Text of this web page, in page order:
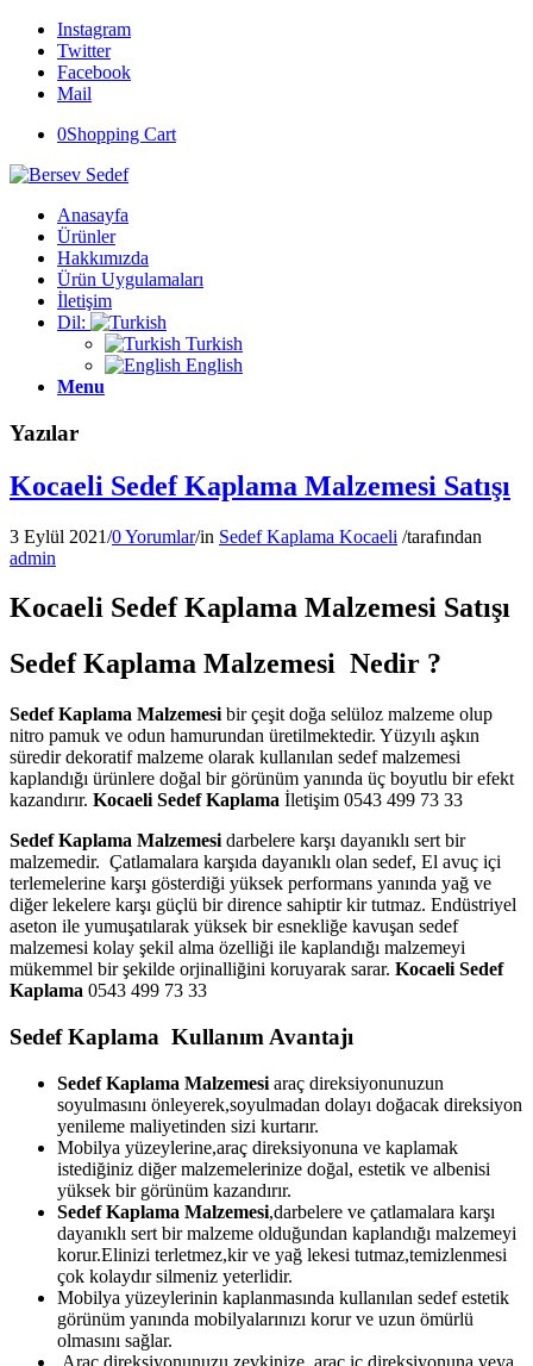
Instagram
Twitter
Facebook
Mail
0Shopping Cart
Anasayfa
Ürünler
Hakkımızda
Ürün Uygulamaları
İletişim
Dil:
Turkish
English
Menu
Yazılar
Kocaeli Sedef Kaplama Malzemesi Satışı
3 Eylül 2021/0 Yorumlar/in Sedef Kaplama Kocaeli /tarafından
admin
Kocaeli Sedef Kaplama Malzemesi Satışı
Sedef Kaplama Malzemesi Nedir ?
Sedef Kaplama Malzemesi bir çeşit doğa selüloz malzeme olup
nitro pamuk ve odun hamurundan üretilmektedir. Yüzyılı aşkın
süredir dekoratif malzeme olarak kullanılan sedef malzemesi
kaplandığı ürünlere doğal bir görünüm yanında üç boyutlu bir efekt
kazandırır. Kocaeli Sedef Kaplama İletişim 0543 499 73 33
Sedef Kaplama Malzemesi darbelere karşı dayanıklı sert bir
malzemedir. Çatlamalara karşıda dayanıklı olan sedef, El avuç içi
terlemelerine karşı gösterdiği yüksek performans yanında yağ ve
diğer lekelere karşı güçlü bir dirence sahiptir kir tutmaz. Endüstriyel
aseton ile yumuşatılarak yüksek bir esnekliğe kavuşan sedef
malzemesi kolay şekil alma özelliği ile kaplandığı malzemeyi
mükemmel bir şekilde orjinalliğini koruyarak sarar. Kocaeli Sedef
Kaplama 0543 499 73 33
Sedef Kaplama Kullanım Avantajı
Sedef Kaplama Malzemesi araç direksiyonunuzun
soyulmasını önleyerek,soyulmadan dolayı doğacak direksiyon
yenileme maliyetinden sizi kurtarır.
Mobilya yüzeylerine,araç direksiyonuna ve kaplamak
istediğiniz diğer malzemelerinize doğal, estetik ve albenisi
yüksek bir görünüm kazandırır.
Sedef Kaplama Malzemesi,darbelere ve çatlamalara karşı
dayanıklı sert bir malzeme olduğundan kaplandığı malzemeyi
korur.Elinizi terletmez,kir ve yağ lekesi tutmaz,temizlenmesi
çok kolaydır silmeniz yeterlidir.
Mobilya yüzeylerinin kaplanmasında kullanılan sedef estetik
görünüm yanında mobilyalarınızı korur ve uzun ömürlü
olmasını sağlar.
Araç direksiyonunuzu zevkinize, araç iç direksiyonuna veya